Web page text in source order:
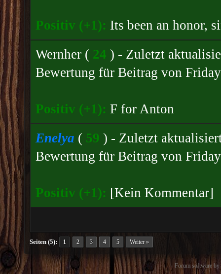
Positiv (+1): Its been an honor,
Wernher ( 24 ) - Zuletzt
Bewertung für Beitrag von Friday
Positiv (+1): F for Anton
Enelya ( 59 ) - Zuletzt
Bewertung für Beitrag von Friday
Positiv (+1): [Kein Kommentar]
Seiten (5): 1 2 3 4 5 Weiter »
Forum software